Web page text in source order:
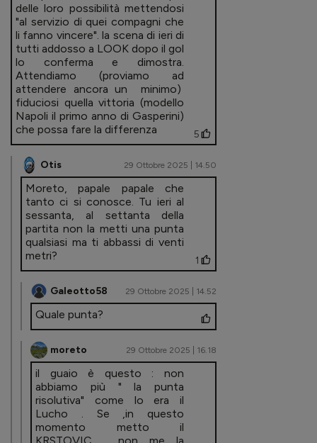
delle loro possibilità mettendosi
"al servizio di quei compagni che
li fanno vincere". la scena di ieri di
tutti addosso a LOOK dopo il gol
lo conferma e dimostra.
Attendiamo (proviamo ad
attendere ancora un minimo)
fiduciosi quella vittoria (modello
Napoli il primo anno di Gasperini)
che possa fare la differenza
5
Otis 29 Ottobre 2025 | 14.50
Moreto, papale papale che
tanto ci si conosce. Tu ieri al
sessanta, al settanta della
partita non la metti una punta
qualsiasi ma ti abbassi di venti
metri?
1
Galeotto58 29 Ottobre 2025 | 14.52
Quale punta?
moreto 29 Ottobre 2025 | 16.18
il guaio è questo : non
abbiamo più " la punta
risolutiva" come lo era il
Lucho . Se ,in questo
momento metto il